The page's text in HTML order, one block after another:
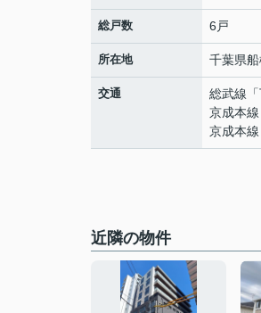
総戸数 6戸
所在地 千葉県
交通 総武線 「
京成本線
京成本線
近隣の物件